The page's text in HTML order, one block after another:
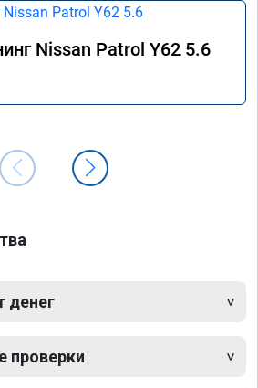
Nissan Patrol Y62 5.6
денег
проверки